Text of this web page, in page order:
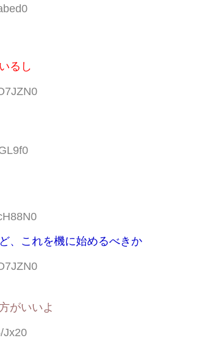
るし
、これを機に始めるべきか
がいいよ
Jx20